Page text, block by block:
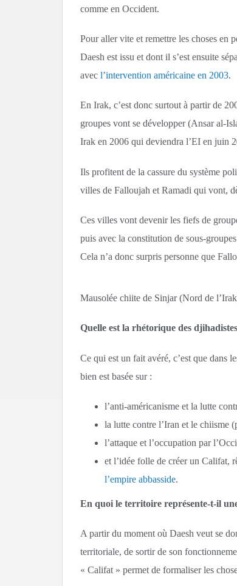
comme en Occident.
Pour aller vite et remettre les choses en
Daesh est issu et dont il s’est ensuite
avec l’intervention américaine en 2003.
En Irak, c’est donc surtout à partir de
groupes vont se développer (Ansar al-
Irak en 2006 qui deviendra l’EI en juin
Ils profitent de la cassure du système
villes de Falloujah et Ramadi qui vont,
Ces villes vont devenir les fiefs de
puis avec la constitution de sous-
Cela n’a donc surpris personne que
Mausolée chiite de Sinjar (Nord de
Quelle est la rhétorique des
Ce qui est un fait avéré, c’est que dans
bien est basée sur :
l’anti-américanisme et la lutte
la lutte contre l’Iran et le chiisme
l’attaque et l’occupation par
et l’idée folle de créer un Califat,
l’empire abbasside.
En quoi le territoire représente-t-il
A partir du moment où Daesh veut se
territoriale, de sortir de son
« Califat » permet de formaliser les